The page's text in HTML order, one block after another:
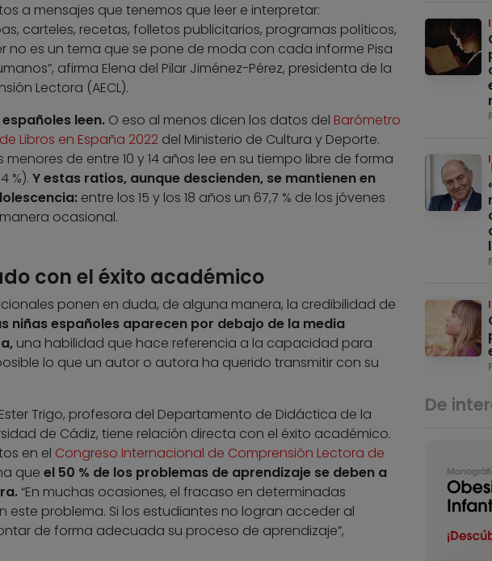
a mensajes que tenemos que leer e interpretar:
carteles, recetas, folletos publicitarios, programas políticos,
no es un tema que se pone de moda con cada informe Pisa
afirma Elena del Pilar Jiménez-Pérez, presidenta de la
Lectora (AECL).
leen.O eso al menos dicen los datos del Barómetro
Libros en España 2022 del Ministerio de Cultura y Deporte.
menores de entre 10 y 14 años lee en su tiempo libre de forma
%). Y estas ratios, aunque descienden, se mantienen en
entre los 15 y los 18 años un 67,7 % de los jóvenes
ocasional.
con el éxito académico
ponen en duda, de alguna manera, la credibilidad de
niñas españoles aparecen por debajo de la media
una habilidad que hace referencia a la capacidad para
lo que un autor o autora ha querido transmitir con su
Trigo, profesora del Departamento de Didáctica de la
de Cádiz, tiene relación directa con el éxito académico.
en el Congreso Internacional de Comprensión Lectora de
que el 50 % de los problemas de aprendizaje se deben a
“En muchas ocasiones, el fracaso en determinadas
problema. Si los estudiantes no logran acceder al
de forma adecuada su proceso de aprendizaje”,
De